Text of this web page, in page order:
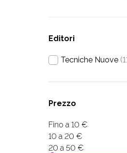
Editori
Tecniche Nuove
Prezzo
Fino a 10 €
10 a 20 €
20 a 50 €